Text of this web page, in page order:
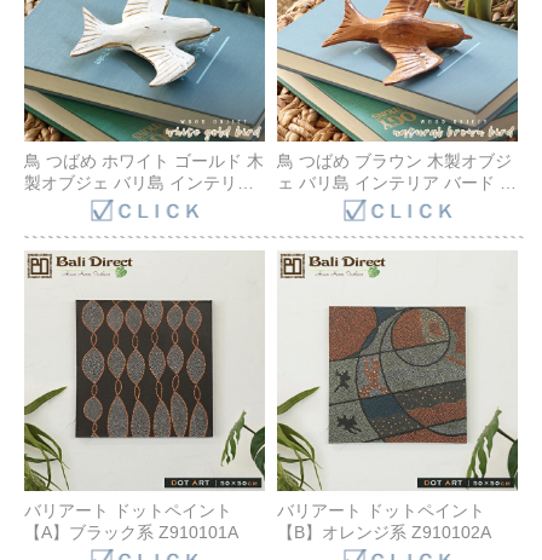
鳥 つばめ ホワイト ゴールド 木
製オブジェ バリ島 インテリア
バード 木彫り アンティーク ヴ
ィンテージ ナチュラル 壁掛け
オブジェ 置き物 アジアン小物
ツバメ デコレーション
鳥 つばめ ブラウン 木製オブジ
ェ バリ島 インテリア バード 木
彫り アンティーク ヴィンテー
ジ ナチュラル 壁掛けオブジェ
置き物 アジアン小物 ツバメ デ
コレーション Z070726G Bali
バリアート ドットペイント
【A】ブラック系 Z910101A
バリアート ドットペイント
【B】オレンジ系 Z910102A